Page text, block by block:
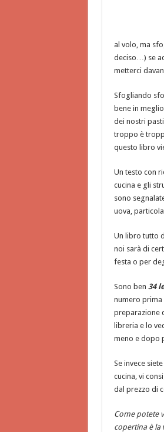
al volo, ma
deciso…) se
metterci
Sfogliando
bene in
dei nostri
troppo è
questo libro
Un testo con
cucina e gli
sono
uova,
Un libro tutto
noi sarà di
festa o per
Sono ben 34
numero prima
preparazione
libreria e lo
meno e dopo
Se invece
cucina, vi
dal prezzo di
Come potete
copertina è la